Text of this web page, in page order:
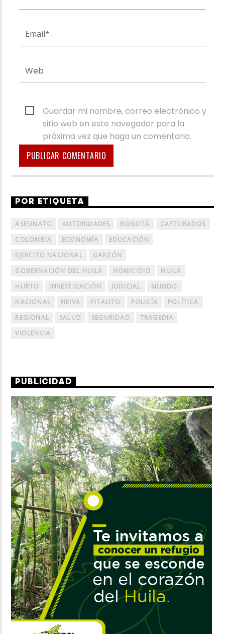
Guardar mi nombre, correo electrónico y
sitio web en este navegador para la
próxima vez que haga un comentario.
POR ETIQUETA
ASESINATO AUTORIDADES BOGOTÁ
CAPTURADOS
COLOMBIA
ECONOMÍA
EDUCACIÓN
EJERCITO NACIONAL
GARZÓN
GOBERNACIÓN DEL HUILA
HOMICIDIO
HUILA
HURTO
INVESTIGACIÓN JUDICIAL
MUNDO
NACIONAL
NEIVA PITALITO POLICÍA
POLÍTICA
REGIONAL
SALUD SEGURIDAD
TRAGEDIA
VIOLENCIA
PUBLICIDAD